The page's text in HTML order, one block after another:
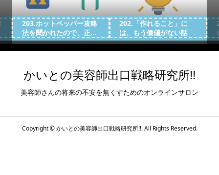
203.ホットペッパー攻略
法を聞かれたので、正...
202.「作れること」に
は、もう価値がない話
かいとの美容師出口戦略研究所!!
美容師さんの将来の不安を無くすためのオンラインサロン
Copyright ©かいとの美容師出口戦略研究所!!. All Rights Reserved.